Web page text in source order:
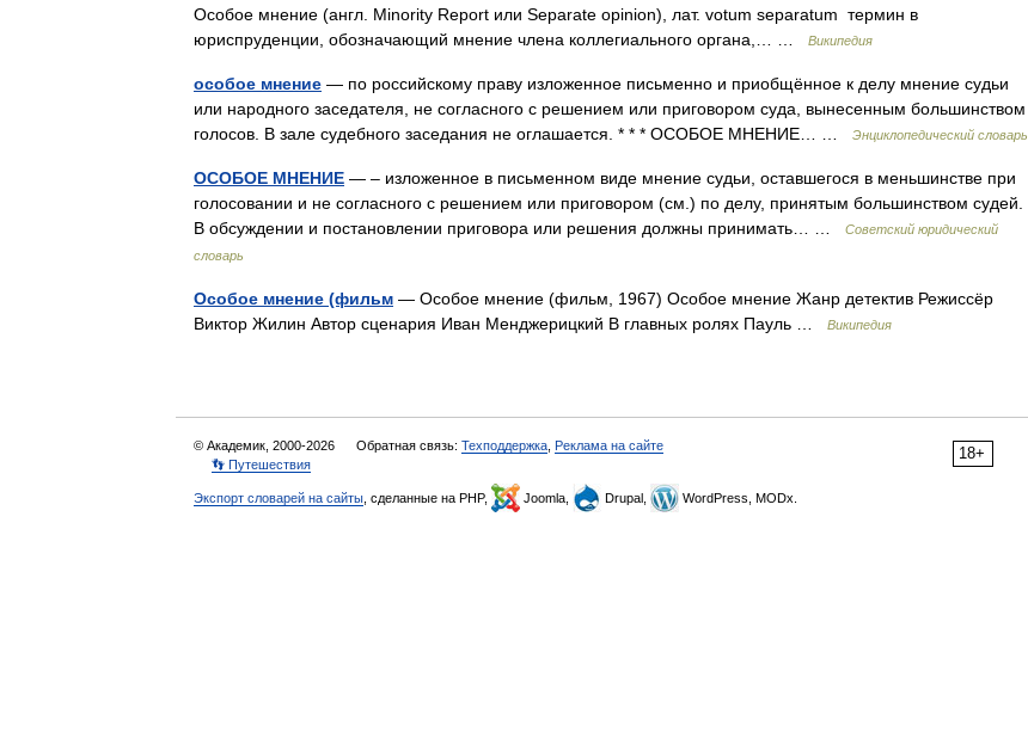
Особое мнение (англ. Minority Report или Separate opinion), лат. votum separatum термин в
юриспруденции, обозначающий мнение члена коллегиального органа,… …
Википедия
особое мнение — по российскому праву изложенное письменно и приобщённое к делу мнение судьи
или народного заседателя, не согласного с решением или приговором суда, вынесенным большинством
голосов. В зале судебного заседания не оглашается. * * * ОСОБОЕ МНЕНИЕ… …
Энциклопедический словарь
ОСОБОЕ МНЕНИЕ — – изложенное в письменном виде мнение судьи, оставшегося в меньшинстве при
голосовании и не согласного с решением или приговором (см.) по делу, принятым большинством судей.
В обсуждении и постановлении приговора или решения должны принимать… …
Советский юридический
словарь
Особое мнение (фильм — Особое мнение (фильм, 1967) Особое мнение Жанр детектив Режиссёр
Виктор Жилин Автор сценария Иван Менджерицкий В главных ролях Пауль …
Википедия
18+
© Академик, 2000-2026 Обратная связь: Техподдержка Реклама на сайте
👣 Путешествия
Экспорт словарей на сайты , сделанные на PHP, Joomla, Drupal, WordPress, MODx.